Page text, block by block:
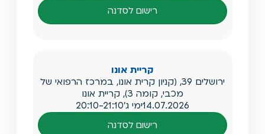
רישום לסדנה
קריית אונו
ירושלים 39, (קניון קרית אונו, במרכז הרפואי של
מכבי, קומה 3), קריית אונו
14.07.2026ימי ג'20:10-21:10
רישום לסדנה